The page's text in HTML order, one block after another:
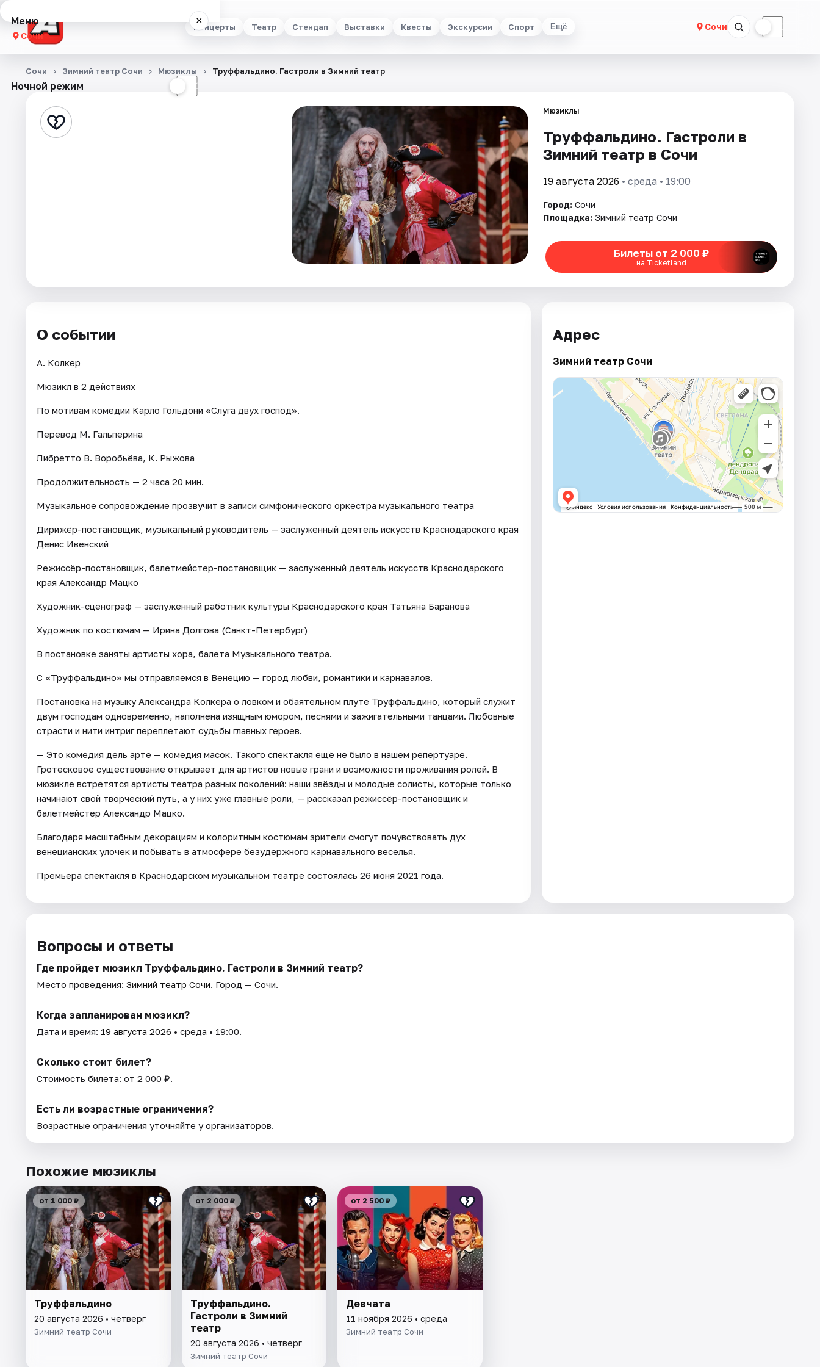
Концерты Театр Стендап Выставки Квесты Экскурсии Спорт Ещё Сочи ☾
Меню ×
Сочи
Концерты
Стендап
Площадки
Артисты
Рейтинги
Ночной режим ☾
Сочи Зимний театр Сочи Мюзиклы Труффальдино. Гастроли в Зимний театр
Мюзиклы
Труффальдино. Гастроли в
Зимний театр в Сочи
19 августа 2026 • среда • 19:00
Город: Сочи
Площадка: Зимний театр Сочи
Билеты от 2 000 ₽
на Ticketland
О событии
А. Колкер
Мюзикл в 2 действиях
По мотивам комедии Карло Гольдони «Слуга двух господ».
Перевод М. Гальперина
Либретто В. Воробьёва, К. Рыжова
Продолжительность — 2 часа 20 мин.
Музыкальное сопровождение прозвучит в записи симфонического оркестра музыкального театра
Дирижёр-постановщик, музыкальный руководитель — заслуженный деятель искусств Краснодарского края
Денис Ивенский
Режиссёр-постановщик, балетмейстер-постановщик — заслуженный деятель искусств Краснодарского
края Александр Мацко
Художник-сценограф — заслуженный работник культуры Краснодарского края Татьяна Баранова
Художник по костюмам — Ирина Долгова (Санкт-Петербург)
В постановке заняты артисты хора, балета Музыкального театра.
С «Труффальдино» мы отправляемся в Венецию — город любви, романтики и карнавалов.
Постановка на музыку Александра Колкера о ловком и обаятельном плуте Труффальдино, который служит
двум господам одновременно, наполнена изящным юмором, песнями и зажигательными танцами. Любовные
страсти и нити интриг переплетают судьбы главных героев.
— Это комедия дель арте — комедия масок. Такого спектакля ещё не было в нашем репертуаре.
Гротесковое существование открывает для артистов новые грани и возможности проживания ролей. В
мюзикле встретятся артисты театра разных поколений: наши звёзды и молодые солисты, которые только
начинают свой творческий путь, а у них уже главные роли, — рассказал режиссёр-постановщик и
балетмейстер Александр Мацко.
Благодаря масштабным декорациям и колоритным костюмам зрители смогут почувствовать дух
венецианских улочек и побывать в атмосфере безудержного карнавального веселья.
Премьера спектакля в Краснодарском музыкальном театре состоялась 26 июня 2021 года.
Адрес
Зимний театр Сочи
Вопросы и ответы
Где пройдет мюзикл Труффальдино. Гастроли в Зимний театр?
Место проведения: Зимний театр Сочи. Город — Сочи.
Когда запланирован мюзикл?
Дата и время: 19 августа 2026 • среда • 19:00.
Сколько стоит билет?
Стоимость билета: от 2 000 ₽.
Есть ли возрастные ограничения?
Возрастные ограничения уточняйте у организаторов.
Похожие мюзиклы
от 1 000 ₽
Труффальдино
20 августа 2026 • четверг
Зимний театр Сочи
от 2 000 ₽
Труффальдино.
Гастроли в Зимний
театр
20 августа 2026 • четверг
Зимний театр Сочи
от 2 500 ₽
Девчата
11 ноября 2026 • среда
Зимний театр Сочи